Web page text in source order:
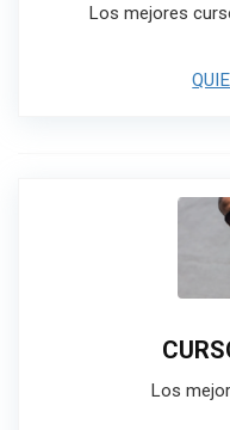
Los mejores
Los